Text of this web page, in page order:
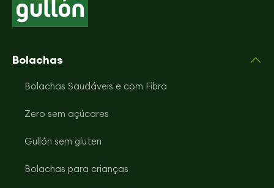
Bolachas
Bolachas Saudáveis e com Fibra
Zero sem açúcares
Gullón sem gluten
Bolachas para crianças